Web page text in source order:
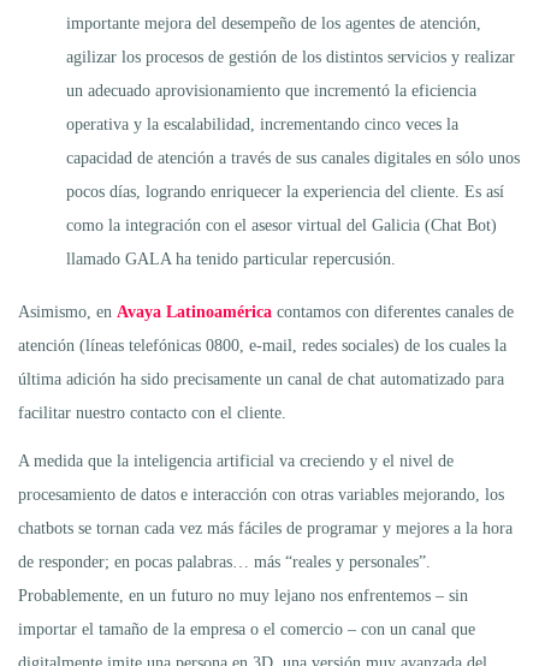
importante mejora del desempeño de los agentes de atención,
agilizar los procesos de gestión de los distintos servicios y realizar
un adecuado aprovisionamiento que incrementó la eficiencia
operativa y la escalabilidad, incrementando cinco veces la
capacidad de atención a través de sus canales digitales en sólo unos
pocos días, logrando enriquecer la experiencia del cliente. Es así
como la integración con el asesor virtual del Galicia (Chat Bot)
llamado GALA ha tenido particular repercusión.
Asimismo, en Avaya Latinoamérica contamos con diferentes canales de
atención (líneas telefónicas 0800, e-mail, redes sociales) de los cuales la
última adición ha sido precisamente un canal de chat automatizado para
facilitar nuestro contacto con el cliente.
A medida que la inteligencia artificial va creciendo y el nivel de
procesamiento de datos e interacción con otras variables mejorando, los
chatbots se tornan cada vez más fáciles de programar y mejores a la hora
de responder; en pocas palabras… más “reales y personales”.
Probablemente, en un futuro no muy lejano nos enfrentemos – sin
importar el tamaño de la empresa o el comercio – con un canal que